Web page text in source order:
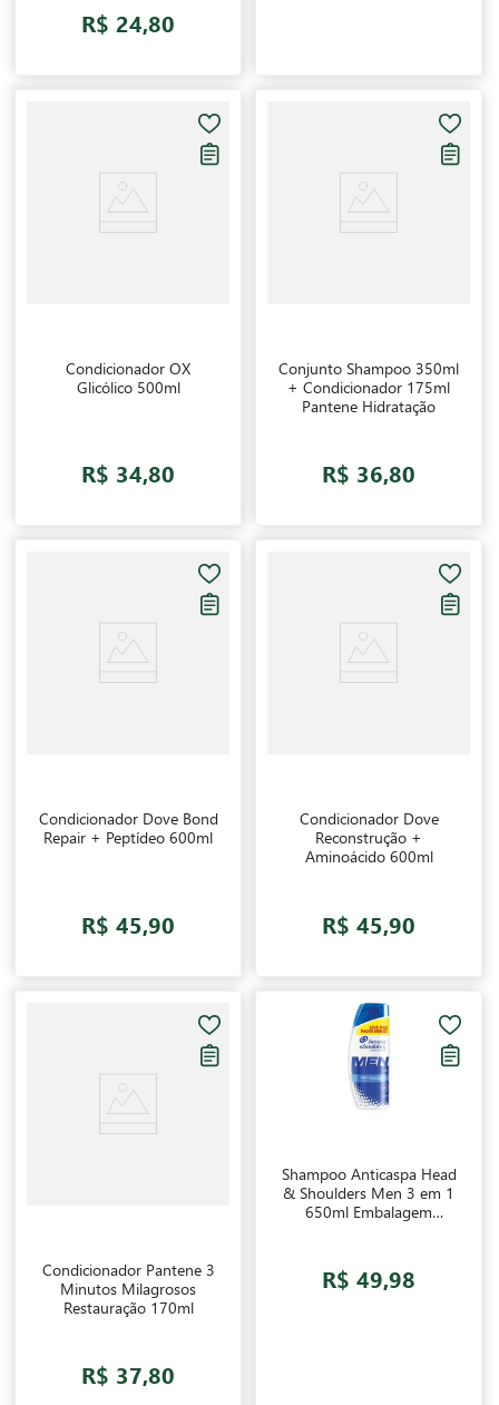
R$ 24,80
Condicionador OX
Glicólico 500ml
R$ 34,80
Conjunto Shampoo 350ml
+ Condicionador 175ml
Pantene Hidratação
R$ 36,80
Condicionador Dove Bond
Repair + Peptídeo 600ml
R$ 45,90
Condicionador Dove
Reconstrução +
Aminoácido 600ml
R$ 45,90
Condicionador Pantene 3
Minutos Milagrosos
Restauração 170ml
R$ 37,80
Shampoo Anticaspa Head
& Shoulders Men 3 em 1
650ml Embalagem
R$ 49,98